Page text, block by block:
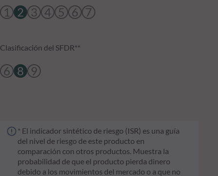
1 2 3 4 5 6 7
Clasificación del SFDR**
6 8 9
* El indicador sintético de riesgo (ISR) es una guía
del nivel de riesgo de este producto en
comparación con otros productos. Muestra la
probabilidad de que el producto pierda dinero
debido a los movimientos del mercado o a que no